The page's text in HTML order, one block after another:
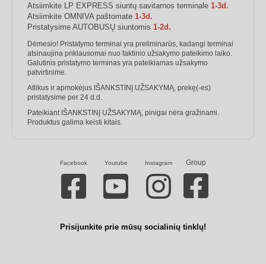
Atsiimkite LP EXPRESS siuntų savitarnos terminale 1-3d.
Atsiimkite OMNIVA paštomate 1-3d.
Pristatysime AUTOBUSŲ siuntomis 1-2d.
Dėmesio! Pristatymo terminai yra preliminarūs, kadangi terminai
atsinaujina priklausomai nuo faktinio užsakymo pateikimo laiko.
Galutinis pristatymo terminas yra pateikiamas užsakymo
patvirtinime.
Atlikus ir apmokėjus IŠANKSTINĮ UŽSAKYMĄ, prekę(-es)
pristatysime per 24 d.d.
Pateikiant IŠANKSTINĮ UŽSAKYMĄ, pinigai nėra gražinami.
Produktus galima keisti kitais.
Facebook Youtube Instagram Group
Prisijunkite prie mūsų socialinių tinklų!